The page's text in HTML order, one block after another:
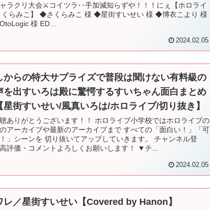
ラクリ大会⚔コイツラ･･手加減知らずや！！！にぇ【ホロライ
くらみこ】 ◆さくらみこ 様 ◆星街すいせい 様 ◆博衣こより 様
様 ED...
2024.02.05
からの特大サプライズで普段は聞けない有料級の
を出すいろは殿に驚愕するすいちゃん面白まとめ
星街すいせい/風真いろは/ホロライブ/切り抜き】
ありがとうございます！！ ホロライブ小学校ではホロライブの
アーカイブや最新のアーカイブまで すべての「面白い！」「可
」シーンを 切り抜いてアップしていきます。 チャンネル登
評価・コメントよろしくお願いします！ ▼チ...
2024.02.05
レ／星街すいせい【Covered by Hanon】